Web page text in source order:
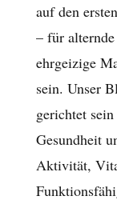
auf den
– für
ehrgeizige
sein. Unser
gerichtet
Gesundheit
Aktivität,